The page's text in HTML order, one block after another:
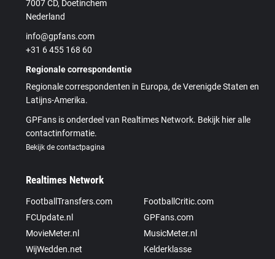
7007 CD, Doetinchem
Nederland
info@gpfans.com
+31 6 455 168 60
Regionale correspondentie
Regionale correspondenten in Europa, de Verenigde Staten en
Latijns-Amerika.
GPFans is onderdeel van Realtimes Network. Bekijk hier alle
contactinformatie.
Bekijk de contactpagina
Realtimes Network
FootballTransfers.com
FootballCritic.com
FCUpdate.nl
GPFans.com
MovieMeter.nl
MusicMeter.nl
WijWedden.net
Kelderklasse